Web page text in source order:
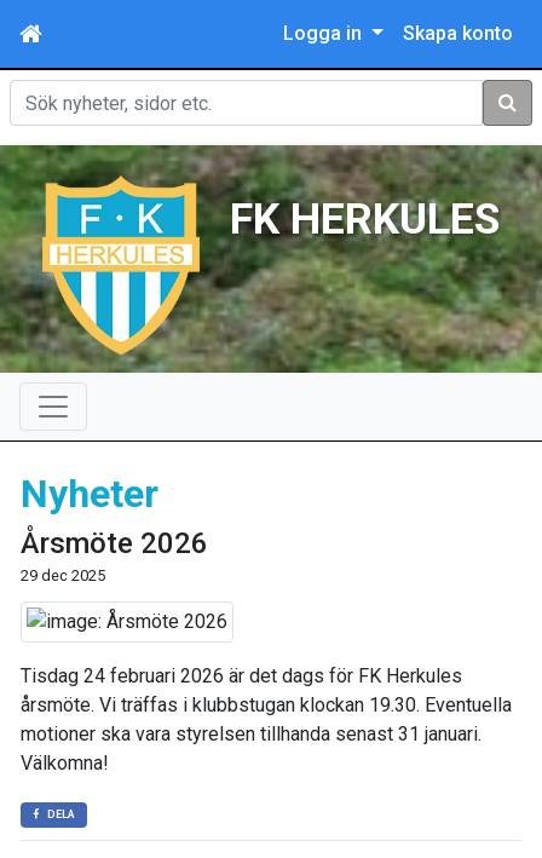
Logga in Skapa konto
Sök
FK HERKULES
Nyheter
Årsmöte 2026
29 dec 2025
Tisdag 24 februari 2026 är det dags för FK Herkules
årsmöte. Vi träffas i klubbstugan klockan 19.30. Eventuella
motioner ska vara styrelsen tillhanda senast 31 januari.
Välkomna!
DELA